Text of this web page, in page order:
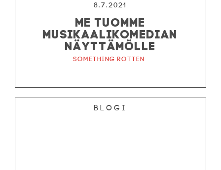
8.7.2021
ME TUOMME
MUSIKAALIKOMEDIAN
NÄYTTÄMÖLLE
Something Rotten
Blogi